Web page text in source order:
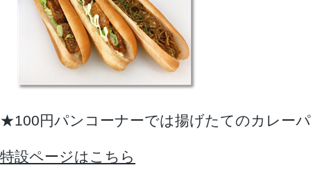
★100円パンコーナーでは揚げたてのカレー
特設ページはこちら